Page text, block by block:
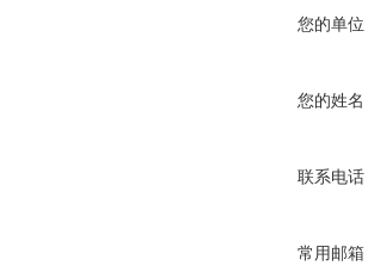
您的单位
您的姓名
联系电话
常用邮箱